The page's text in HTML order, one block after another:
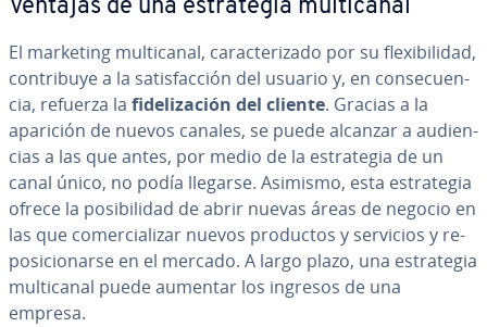
Ventajas de una es­tra­te­gia mu­l­ti­ca­nal
El marketing mu­l­ti­ca­nal, ca­ra­c­te­ri­za­do por su fle­xi­bi­li­dad,
co­n­tri­bu­ye a la sa­ti­s­fa­c­ción del usuario y, en co­n­se­cue­n­
cia, refuerza la fi­de­li­za­ción del cliente. Gracias a la
aparición de nuevos canales, se puede alcanzar a au­die­n­
cias a las que antes, por medio de la es­tra­te­gia de un
canal único, no podía llegarse. Asimismo, esta es­tra­te­gia
ofrece la po­si­bi­li­dad de abrir nuevas áreas de negocio en
las que co­me­r­cia­li­zar nuevos productos y servicios y re­
po­si­cio­nar­se en el mercado. A largo plazo, una es­tra­te­gia
mu­l­ti­ca­nal puede aumentar los ingresos de una
empresa.